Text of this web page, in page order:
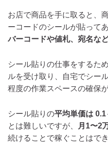
お店で商品を手に取ると、
ーコードのシールが貼ってあ
バーコードや値札、宛名な
シール貼りの仕事をするた
ルを受け取り、自宅でシー
程度の作業スペースの確保
シール貼りの平均単価は 0.1
とは難しいですが、
月1〜2
続けることで稼ぐことはでき